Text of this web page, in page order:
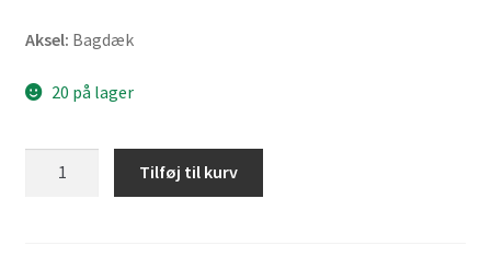
Aksel: Bagdæk
20 på lager
Tilføj til kurv